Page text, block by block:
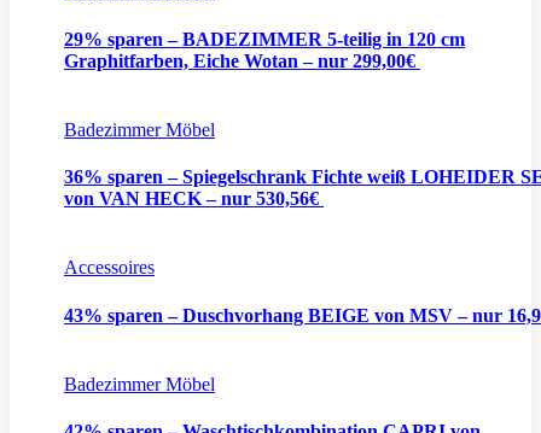
29% sparen – BADEZIMMER 5-teilig in 120 cm
Graphitfarben, Eiche Wotan – nur 299,00€
Badezimmer Möbel
36% sparen – Spiegelschrank Fichte weiß LOHEIDER
von VAN HECK – nur 530,56€
Accessoires
43% sparen – Duschvorhang BEIGE von MSV – nur
Badezimmer Möbel